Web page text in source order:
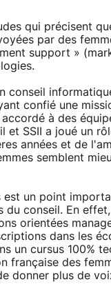
qui précisent
par des
support »
conseil
confié une
à des
et SSII a joué un
années et de
semblent
est un point
du conseil. En
orientées
dans les
un cursus 100%
française des
donner plus de